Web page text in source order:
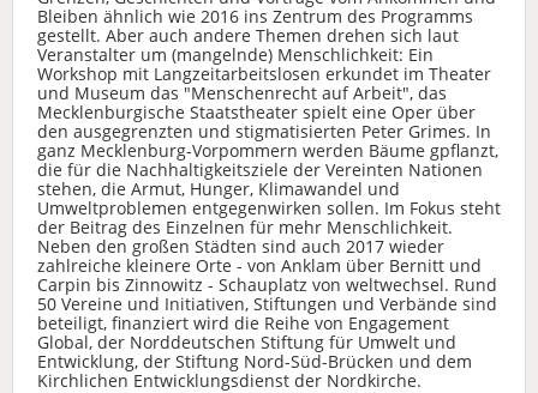
Bleiben ähnlich wie 2016 ins Zentrum des Programms
gestellt. Aber auch andere Themen drehen sich laut
Veranstalter um (mangelnde) Menschlichkeit: Ein
Workshop mit Langzeitarbeitslosen erkundet im Theater
und Museum das "Menschenrecht auf Arbeit", das
Mecklenburgische Staatstheater spielt eine Oper über
den ausgegrenzten und stigmatisierten Peter Grimes. In
ganz Mecklenburg-Vorpommern werden Bäume gpflanzt,
die für die Nachhaltigkeitsziele der Vereinten Nationen
stehen, die Armut, Hunger, Klimawandel und
Umweltproblemen entgegenwirken sollen. Im Fokus steht
der Beitrag des Einzelnen für mehr Menschlichkeit.
Neben den großen Städten sind auch 2017 wieder
zahlreiche kleinere Orte - von Anklam über Bernitt und
Carpin bis Zinnowitz - Schauplatz von weltwechsel. Rund
50 Vereine und Initiativen, Stiftungen und Verbände sind
beteiligt, finanziert wird die Reihe von Engagement
Global, der Norddeutschen Stiftung für Umwelt und
Entwicklung, der Stiftung Nord-Süd-Brücken und dem
Kirchlichen Entwicklungsdienst der Nordkirche.